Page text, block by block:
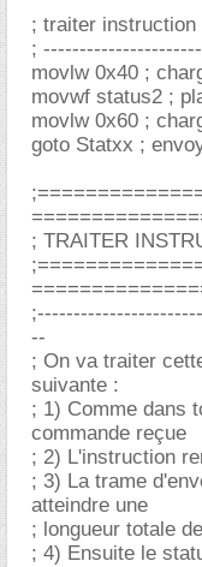
; traiter instruction
;
movlw 0x40 ;
movwf status2 ;
movlw 0x60 ;
goto Statxx ;
; TRAITER
--
; On va traiter
suivante :
; 1) Comme dans
commande reçue
; 2) L'instruction
; 3) La trame
atteindre une
; longueur totale
; 4) Ensuite le